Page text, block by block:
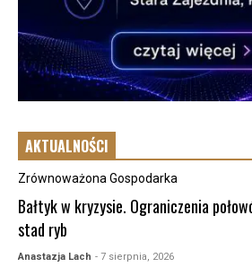
AKTUALNOŚCI
Zrównoważona Gospodarka
Bałtyk w kryzysie. Ograniczenia
stad ryb
Anastazja Lach - 7 sierpnia, 2026